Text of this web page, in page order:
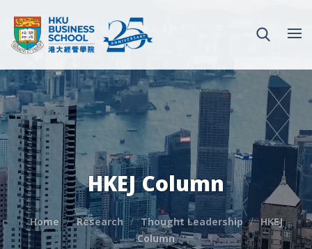
HKEJ Column
Home Research Thought Leadership
HKEJ
Column